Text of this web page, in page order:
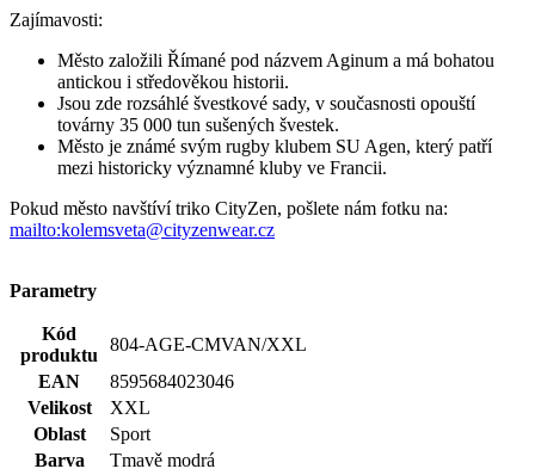
Pokud město navštíví triko CityZen, pošlete nám fotku na:
mailto:kolemsveta@cityzenwear.cz
Parametry
Kód
produktu
804-AGE-CMVAN/XXL
EAN
8595684023046
Velikost
XXL
Barva
Osobnosti
Složení
materiálu
100% bavlna
Střih
Klasický / Regular | Bez kapsičky
Výstřih
Do U
Rukáv
Krátký
Pohlaví
Muž